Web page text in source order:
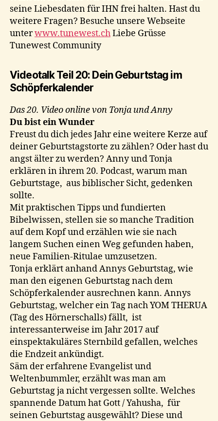
seine Liebesdaten für IHN frei halten. Hast du
weitere Fragen? Besuche unsere Webseite
unterwww.tunewest.chLiebe Grüsse
Tunewest Community
Videotalk Teil 20: Dein Geburtstag im
Schöpferkalender
Das 20. Video online von Tonja und Anny
Du bist ein Wunder
Freust du dich jedes Jahr eine weitere Kerze auf
deiner Geburtstagstorte zu zählen? Oder hast du
angst älter zu werden? Anny und Tonja
erklären in ihrem 20. Podcast, warum man
Geburtstage, aus biblischer Sicht, gedenken
sollte.
Mit praktischen Tipps und fundierten
Bibelwissen, stellen sie so manche Tradition
auf dem Kopf und erzählen wie sie nach
langem Suchen einen Weg gefunden haben,
neue Familien-Ritulae umzusetzen.
Tonja erklärt anhand Annys Geburtstag, wie
man den eigenen Geburtstag nach dem
Schöpferkalender ausrechnen kann. Annys
Geburtstag, welcher ein Tag nach YOM THERUA
(Tag des Hörnerschalls) fällt, ist
interessanterweise im Jahr 2017 auf
einspektakuläres Sternbild gefallen, welches
die Endzeit ankündigt.
Säm der erfahrene Evangelist und
Weltenbummler, erzählt was man am
Geburtstag ja nicht vergessen sollte. Welches
spannende Datum hat Gott / Yahusha, für
seinen Geburtstag ausgewählt? Diese und